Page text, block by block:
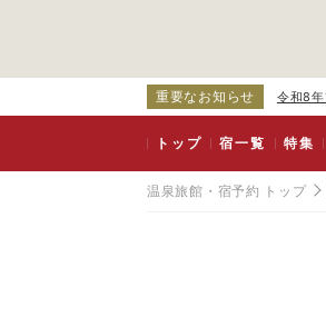
重要なお知らせ 令和8
トップ 宿一覧 特集
温泉旅館・宿予約 トップ